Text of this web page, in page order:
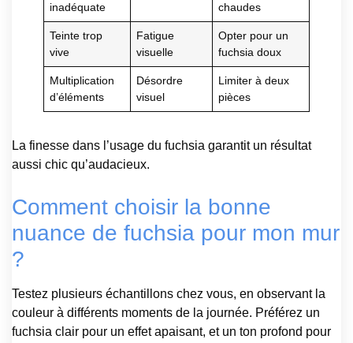
inadéquate
chaudes
Teinte trop
vive
Fatigue
visuelle
Opter pour un
fuchsia doux
Multiplication
d’éléments
Désordre
visuel
Limiter à deux
pièces
La finesse dans l’usage du fuchsia garantit un résultat
aussi chic qu’audacieux.
Comment choisir la bonne
nuance de fuchsia pour mon mur
?
Testez plusieurs échantillons chez vous, en observant la
couleur à différents moments de la journée. Préférez un
fuchsia clair pour un effet apaisant, et un ton profond pour